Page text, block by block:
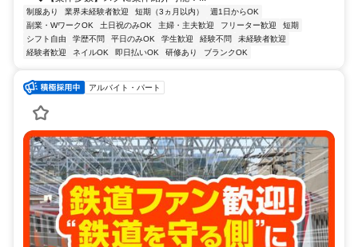
制服あり 業界未経験者歓迎 短期（3ヵ月以内）
週1日からOK
副業・WワークOK
土日祝のみOK 主婦・主夫歓迎 フリーター歓迎
短期
シフト自由
学歴不問 平日のみOK 学生歓迎 経験不問
未経験者歓迎
経験者歓迎
ネイルOK 即日払いOK 研修あり ブランクOK
アルバイト・パート